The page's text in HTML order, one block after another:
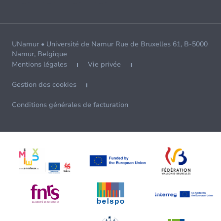
UNamur • Université de Namur Rue de Bruxelles 61, B-5000
Namur, Belgique
Mentions légales
Vie privée
Gestion des cookies
Conditions générales de facturation